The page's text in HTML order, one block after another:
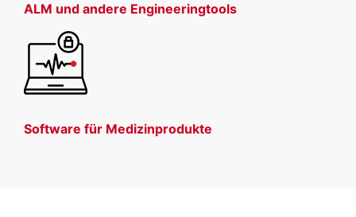
ALM und andere Engineeringtools
Software für Medizinprodukte